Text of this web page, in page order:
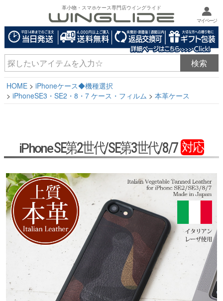
革小物・スマホケース専門店ウイングライド
マイページ
HOME
iPhoneケース◆機種選択
iPhoneSE3・SE2・8・7 ケース・フィルム
本革ケース
iPhoneSE第2世代/SE第3世代/8/7 対応